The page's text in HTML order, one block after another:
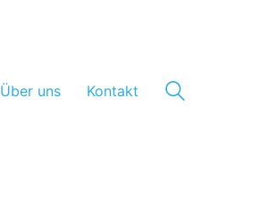
Über uns Kontakt